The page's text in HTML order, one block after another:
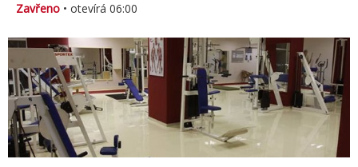
Zavřeno • otevírá 06:00